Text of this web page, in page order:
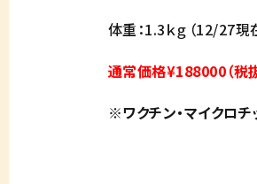
体重：1.3ｋｇ（12/27
通常価格¥188000（税
※ワクチン・マイクロ